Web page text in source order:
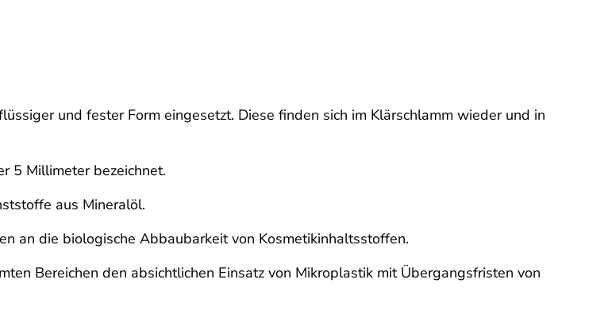
und fester Form eingesetzt. Diese finden sich im Klärschlamm wieder und in
5 Millimeter bezeichnet.
aus Mineralöl.
an die biologische Abbaubarkeit von Kosmetikinhaltsstoffen.
Bereichen den absichtlichen Einsatz von Mikroplastik mit Übergangsfristen von